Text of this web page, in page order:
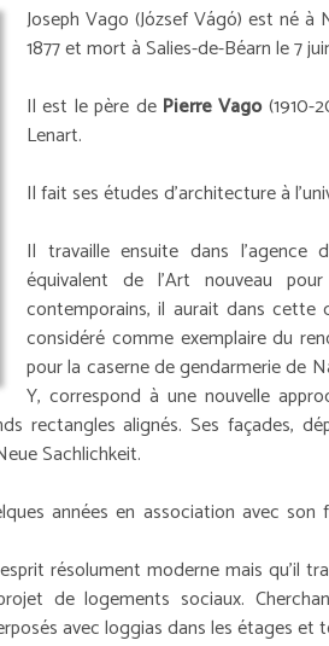
Joseph Vago (József Vágó) est né
1877 et mort à Salies-de-Béarn le 7
Il est le père de Pierre Vago(1910-
Lenart.
Il fait ses études d'architecture à
Il travaille ensuite dans l'agence
équivalent de l'Art nouveau
contemporains, il aurait dans cette
considéré comme exemplaire du
pour la caserne de gendarmerie de
Y, correspond à une nouvelle
rectangles alignés. Ses façades,
Sachlichkeit.
années en association avec
résolument moderne mais qu'il
de logements sociaux.
avec loggias dans les étages et